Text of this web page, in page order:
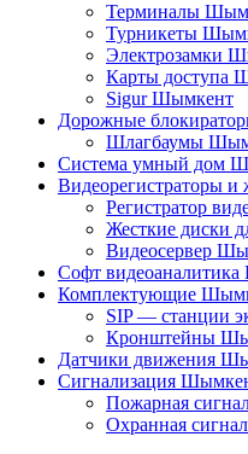
Терминалы
Турникеты
Электрозамки
Карты доступа
Sigur Шымкент
Дорожные
Шлагбаумы
Система умный дом
Видеорегистраторы
Регистратор
Жесткие диски
Видеосервер
Софт
Комплектующие
SIP — станции
Кронштейны
Датчики движения
Сигнализация
Пожарная
Охранная